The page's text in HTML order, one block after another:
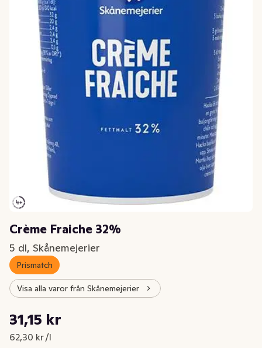
Crème Fraiche 32%
5 dl, Skånemejerier
Prismatch
Visa alla varor från Skånemejerier
Nuvarande pris är: 31,15 kr
31,15 kr
62,30 kr /l
Styckpris: 62,30 kr /l